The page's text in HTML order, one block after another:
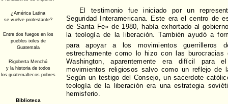
El testimonio fue iniciado por un
Seguridad Interamericana. Este era el centro de
de Santa Fe» de 1980, había exhortado al
la teología de la liberación. También ayudó a
para apoyar a los movimientos guerrilleros
estrechamente como lo hizo con las
Washington, aparentemente era difícil para
movimientos religiosos salvo como un reflejo de
Según un testigo del Consejo, un sacerdote
teología de la liberación era una estrategia
hemisferio.